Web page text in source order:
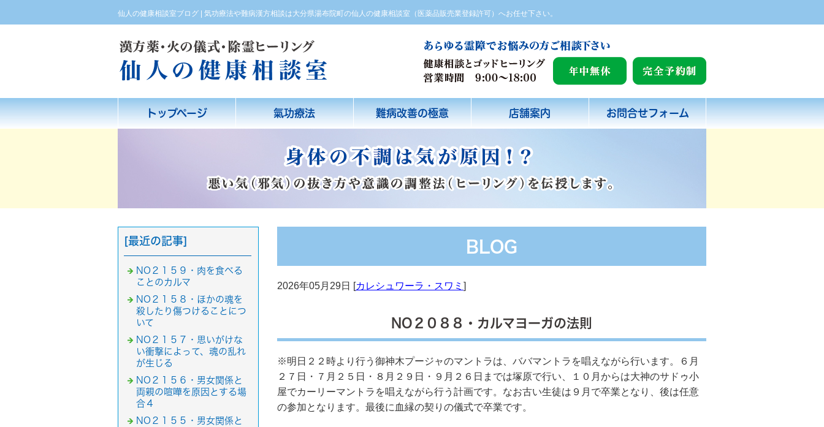
仙人の健康相談室ブログ | 気功療法や難病漢方相談は大分県湯布院町の仙人の健康相談室（医薬品販売業登録許可）へお任せ下さい。
トップページ 氣功療法 難病改善の極意 店舗案内 お問合せフォーム
BLOG
2026年05月29日 [カレシュワーラ・スワミ ]
NO２０８８・カルマヨーガの法則
※明日２２時より行う御神木プージャのマントラは、ババマントラを唱えながら行います。６月
２７日・７月２５日・８月２９日・９月２６日までは塚原で行い、１０月からは大神のサドゥ小
屋でカーリーマントラを唱えながら行う計画です。なお古い生徒は９月で卒業となり、後は任意
の参加となります。最後に血縁の契りの儀式で卒業です。
[最近の記事]
NO２１５９・肉を食べる
ことのカルマ
NO２１５８・ほかの魂を
殺したり傷つけることにつ
いて
NO２１５７・思いがけな
い衝撃によって、魂の乱れ
が生じる
NO２１５６・男女関係と
両親の喧嘩を原因とする場
合４
NO２１５５・男女関係と